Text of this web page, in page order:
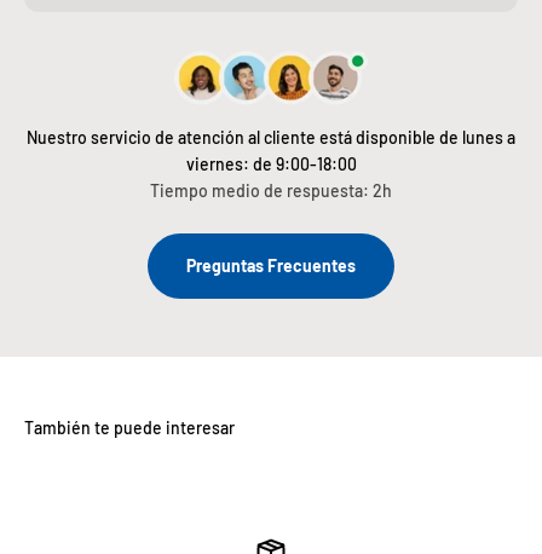
Nuestro servicio de atención al cliente está disponible de lunes a
viernes: de 9:00-18:00
Tiempo medio de respuesta: 2h
Preguntas Frecuentes